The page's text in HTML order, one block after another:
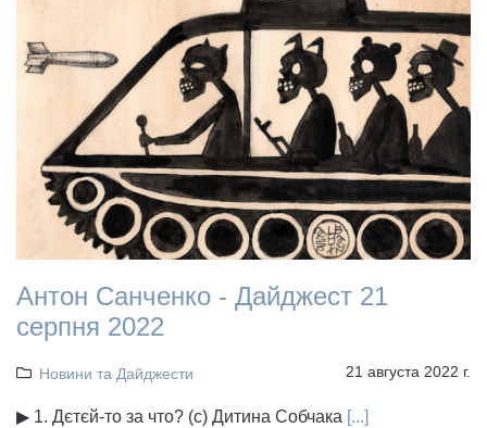
Антон Санченко - Дайджест 21
серпня 2022
Новини та Дайджести 21 августа 2022 г.
▶ 1. Дєтєй-то за что? (с) Дитина Собчака [...]